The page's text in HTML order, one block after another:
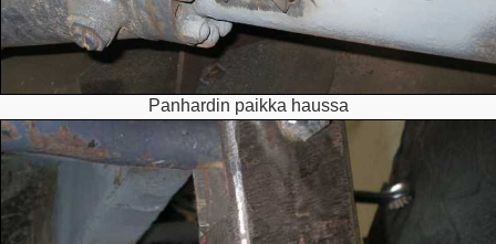
Panhardin paikka haussa